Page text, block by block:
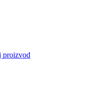
proizvod